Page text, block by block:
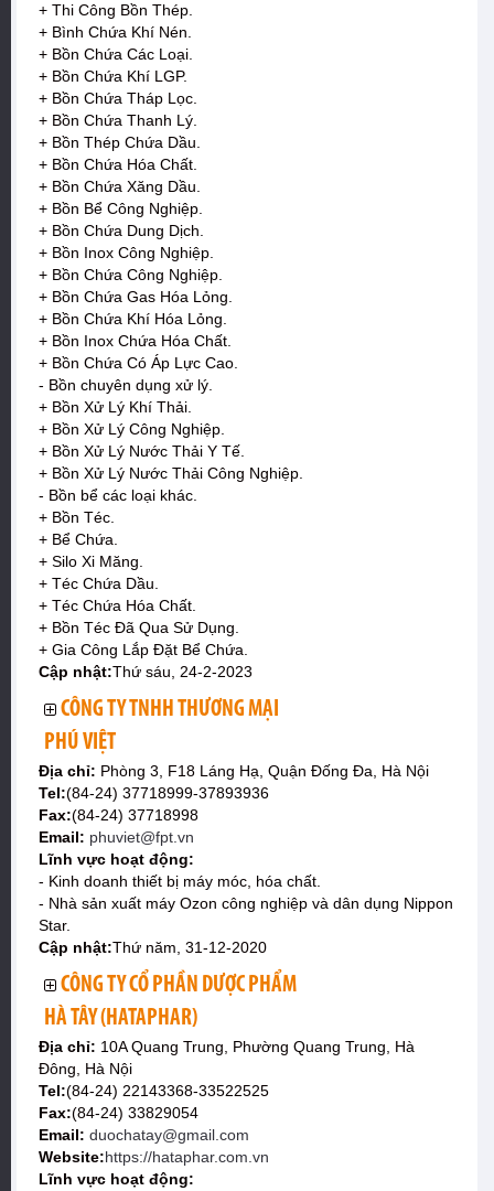
+ Thi Công Bồn Thép.
+ Bình Chứa Khí Nén.
+ Bồn Chứa Các Loại.
+ Bồn Chứa Khí LGP.
+ Bồn Chứa Tháp Lọc.
+ Bồn Chứa Thanh Lý.
+ Bồn Thép Chứa Dầu.
+ Bồn Chứa Hóa Chất.
+ Bồn Chứa Xăng Dầu.
+ Bồn Bể Công Nghiệp.
+ Bồn Chứa Dung Dịch.
+ Bồn Inox Công Nghiệp.
+ Bồn Chứa Công Nghiệp.
+ Bồn Chứa Gas Hóa Lỏng.
+ Bồn Chứa Khí Hóa Lỏng.
+ Bồn Inox Chứa Hóa Chất.
+ Bồn Chứa Có Áp Lực Cao.
- Bồn chuyên dụng xử lý.
+ Bồn Xử Lý Khí Thải.
+ Bồn Xử Lý Công Nghiệp.
+ Bồn Xử Lý Nước Thải Y Tế.
+ Bồn Xử Lý Nước Thải Công Nghiệp.
- Bồn bể các loại khác.
+ Bồn Téc.
+ Bể Chứa.
+ Silo Xi Măng.
+ Téc Chứa Dầu.
+ Téc Chứa Hóa Chất.
+ Bồn Téc Đã Qua Sử Dụng.
+ Gia Công Lắp Đặt Bể Chứa.
Cập nhật:Thứ sáu, 24-2-2023
CÔNG TY TNHH THƯƠNG MẠI
PHÚ VIỆT
Địa chỉ: Phòng 3, F18 Láng Hạ, Quận Đống Đa, Hà Nội
Tel:(84-24) 37718999-37893936
Fax:(84-24) 37718998
Email: phuviet@fpt.vn
Lĩnh vực hoạt động:
- Kinh doanh thiết bị máy móc, hóa chất.
- Nhà sản xuất máy Ozon công nghiệp và dân dụng Nippon
Star.
Cập nhật:Thứ năm, 31-12-2020
CÔNG TY CỔ PHẦN DƯỢC PHẨM
HÀ TÂY (HATAPHAR)
Địa chỉ: 10A Quang Trung, Phường Quang Trung, Hà
Đông, Hà Nội
Tel:(84-24) 22143368-33522525
Fax:(84-24) 33829054
Email: duochatay@gmail.com
Website:https://hataphar.com.vn
Lĩnh vực hoạt động: